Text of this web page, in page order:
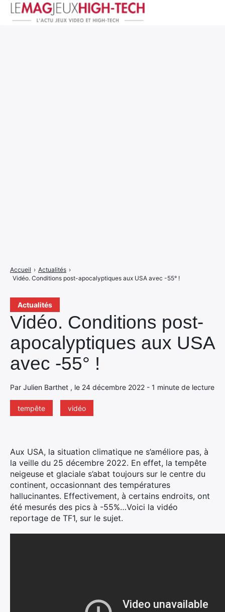
Actualités
Vidéo. Conditions post-
apocalyptiques aux USA
avec -55° !
Par Julien Barthet , le 24 décembre 2022 - 1 minute de lecture
tempête vidéo
Accueil › Actualités ›
Vidéo. Conditions post-apocalyptiques aux USA avec -55° !
Aux USA, la situation climatique ne s’améliore pas, à
la veille du 25 décembre 2022. En effet, la tempête
neigeuse et glaciale s’abat toujours sur le centre du
continent, occasionnant des températures
hallucinantes. Effectivement, à certains endroits, ont
été mesurés des pics à -55%…Voici la vidéo
reportage de TF1, sur le sujet.